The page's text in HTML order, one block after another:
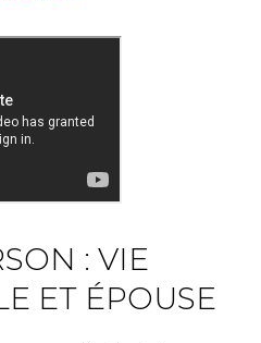
: VIE
ET ÉPOUSE